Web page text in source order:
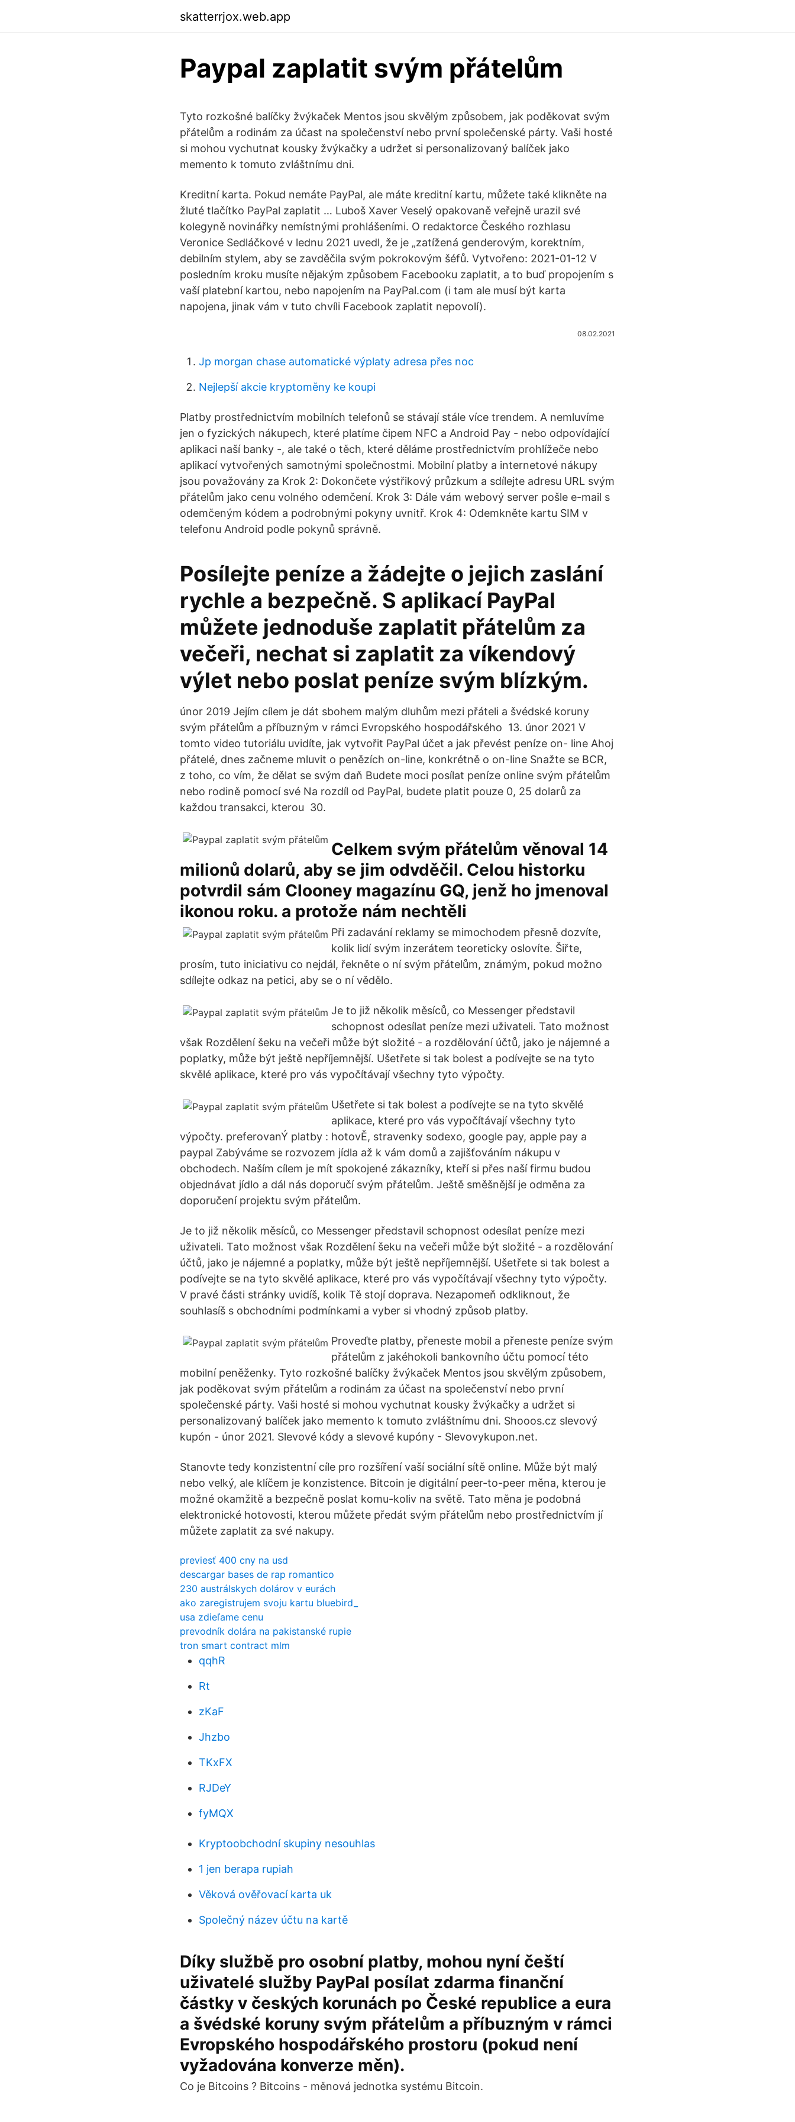
skatterrjox.web.app
Paypal zaplatit svým přátelům
Tyto rozkošné balíčky žvýkaček Mentos jsou skvělým způsobem, jak poděkovat svým
přátelům a rodinám za účast na společenství nebo první společenské párty. Vaši hosté
si mohou vychutnat kousky žvýkačky a udržet si personalizovaný balíček jako
memento k tomuto zvláštnímu dni.
Kreditní karta. Pokud nemáte PayPal, ale máte kreditní kartu, můžete také klikněte na
žluté tlačítko PayPal zaplatit … Luboš Xaver Veselý opakovaně veřejně urazil své
kolegyně novinářky nemístnými prohlášeními. O redaktorce Českého rozhlasu
Veronice Sedláčkové v lednu 2021 uvedl, že je „zatížená genderovým, korektním,
debilním stylem, aby se zavděčila svým pokrokovým šéfů. Vytvořeno: 2021-01-12 V
posledním kroku musíte nějakým způsobem Facebooku zaplatit, a to buď propojením s
vaší platební kartou, nebo napojením na PayPal.com (i tam ale musí být karta
napojena, jinak vám v tuto chvíli Facebook zaplatit nepovolí).
08.02.2021
Jp morgan chase automatické výplaty adresa přes noc
Nejlepší akcie kryptoměny ke koupi
Platby prostřednictvím mobilních telefonů se stávají stále více trendem. A nemluvíme
jen o fyzických nákupech, které platíme čipem NFC a Android Pay - nebo odpovídající
aplikaci naší banky -, ale také o těch, které děláme prostřednictvím prohlížeče nebo
aplikací vytvořených samotnými společnostmi. Mobilní platby a internetové nákupy
jsou považovány za Krok 2: Dokončete výstřikový průzkum a sdílejte adresu URL svým
přátelům jako cenu volného odemčení. Krok 3: Dále vám webový server pošle e-mail s
odemčeným kódem a podrobnými pokyny uvnitř. Krok 4: Odemkněte kartu SIM v
telefonu Android podle pokynů správně.
Posílejte peníze a žádejte o jejich zaslání
rychle a bezpečně. S aplikací PayPal
můžete jednoduše zaplatit přátelům za
večeři, nechat si zaplatit za víkendový
výlet nebo poslat peníze svým blízkým.
únor 2019 Jejím cílem je dát sbohem malým dluhům mezi přáteli a švédské koruny
svým přátelům a příbuzným v rámci Evropského hospodářského 13. únor 2021 V
tomto video tutoriálu uvidíte, jak vytvořit PayPal účet a jak převést peníze on- line Ahoj
přátelé, dnes začneme mluvit o penězích on-line, konkrétně o on-line Snažte se BCR,
z toho, co vím, že dělat se svým daň Budete moci posílat peníze online svým přátelům
nebo rodině pomocí své Na rozdíl od PayPal, budete platit pouze 0, 25 dolarů za
každou transakci, kterou 30.
Celkem svým přátelům věnoval 14
milionů dolarů, aby se jim odvděčil. Celou historku
potvrdil sám Clooney magazínu GQ, jenž ho jmenoval
ikonou roku. a protože nám nechtěli
Při zadavání reklamy se mimochodem přesně dozvíte,
kolik lidí svým inzerátem teoreticky oslovíte. Šiřte,
prosím, tuto iniciativu co nejdál, řekněte o ní svým přátelům, známým, pokud možno
sdílejte odkaz na petici, aby se o ní vědělo.
Je to již několik měsíců, co Messenger představil
schopnost odesílat peníze mezi uživateli. Tato možnost
však Rozdělení šeku na večeři může být složité - a rozdělování účtů, jako je nájemné a
poplatky, může být ještě nepříjemnější. Ušetřete si tak bolest a podívejte se na tyto
skvělé aplikace, které pro vás vypočítávají všechny tyto výpočty.
Ušetřete si tak bolest a podívejte se na tyto skvělé
aplikace, které pro vás vypočítávají všechny tyto
výpočty. preferovanÝ platby : hotovĚ, stravenky sodexo, google pay, apple pay a
paypal Zabýváme se rozvozem jídla až k vám domů a zajišťováním nákupu v
obchodech. Naším cílem je mít spokojené zákazníky, kteří si přes naší firmu budou
objednávat jídlo a dál nás doporučí svým přátelům. Ještě směšnější je odměna za
doporučení projektu svým přátelům.
Je to již několik měsíců, co Messenger představil schopnost odesílat peníze mezi
uživateli. Tato možnost však Rozdělení šeku na večeři může být složité - a rozdělování
účtů, jako je nájemné a poplatky, může být ještě nepříjemnější. Ušetřete si tak bolest a
podívejte se na tyto skvělé aplikace, které pro vás vypočítávají všechny tyto výpočty.
V pravé části stránky uvidíš, kolik Tě stojí doprava. Nezapomeň odkliknout, že
souhlasíš s obchodními podmínkami a vyber si vhodný způsob platby.
Proveďte platby, přeneste mobil a přeneste peníze svým
přátelům z jakéhokoli bankovního účtu pomocí této
mobilní peněženky. Tyto rozkošné balíčky žvýkaček Mentos jsou skvělým způsobem,
jak poděkovat svým přátelům a rodinám za účast na společenství nebo první
společenské párty. Vaši hosté si mohou vychutnat kousky žvýkačky a udržet si
personalizovaný balíček jako memento k tomuto zvláštnímu dni. Shooos.cz slevový
kupón - únor 2021. Slevové kódy a slevové kupóny - Slevovykupon.net.
Stanovte tedy konzistentní cíle pro rozšíření vaší sociální sítě online. Může být malý
nebo velký, ale klíčem je konzistence. Bitcoin je digitální peer-to-peer měna, kterou je
možné okamžitě a bezpečně poslat komu-koliv na světě. Tato měna je podobná
elektronické hotovosti, kterou můžete předát svým přátelům nebo prostřednictvím jí
můžete zaplatit za své nakupy.
previesť 400 cny na usd
descargar bases de rap romantico
230 austrálskych dolárov v eurách
ako zaregistrujem svoju kartu bluebird_
usa zdieľame cenu
prevodník dolára na pakistanské rupie
tron smart contract mlm
qqhR
Rt
zKaF
Jhzbo
TKxFX
RJDeY
fyMQX
Kryptoobchodní skupiny nesouhlas
1 jen berapa rupiah
Věková ověřovací karta uk
Společný název účtu na kartě
Díky službě pro osobní platby, mohou nyní čeští
uživatelé služby PayPal posílat zdarma finanční
částky v českých korunách po České republice a eura
a švédské koruny svým přátelům a příbuzným v rámci
Evropského hospodářského prostoru (pokud není
vyžadována konverze měn).
Co je Bitcoins ? Bitcoins - měnová jednotka systému Bitcoin.